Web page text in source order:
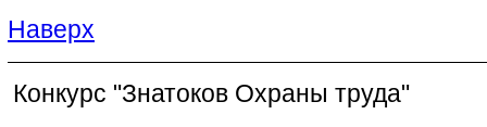
Наверх
Конкурс "Знатоков Охраны труда"